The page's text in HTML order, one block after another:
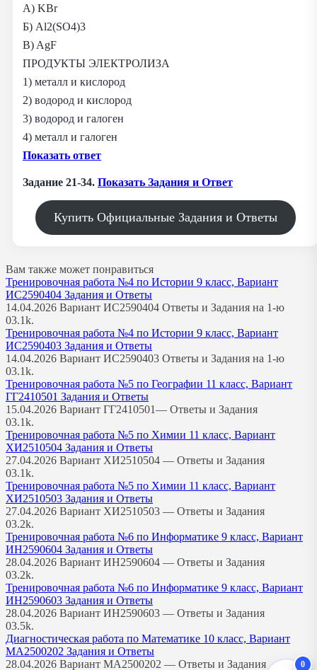
А) KBr
Б) Al2(SO4)3
В) AgF
ПРОДУКТЫ ЭЛЕКТРОЛИЗА
1) металл и кислород
2) водород и кислород
3) водород и галоген
4) металл и галоген
Показать ответ
Задание 21-34. Показать Задания и Ответ
Купить Официальные Задания и Ответы
Вам также может понравиться
Тренировочная работа №4 по Истории 9 класс, Вариант
ИС2590404 Задания и Ответы
14.04.2026 Вариант ИС2590404 Ответы и Задания на 1-ю
03.1k.
Тренировочная работа №4 по Истории 9 класс, Вариант
ИС2590403 Задания и Ответы
14.04.2026 Вариант ИС2590403 Ответы и Задания на 1-ю
03.1k.
Тренировочная работа №5 по Географии 11 класс, Вариант
ГГ2410501 Задания и Ответы
15.04.2026 Вариант ГГ2410501— Ответы и Задания
03.1k.
Тренировочная работа №5 по Химии 11 класс, Вариант
ХИ2510504 Задания и Ответы
27.04.2026 Вариант ХИ2510504 — Ответы и Задания
03.1k.
Тренировочная работа №5 по Химии 11 класс, Вариант
ХИ2510503 Задания и Ответы
27.04.2026 Вариант ХИ2510503 — Ответы и Задания
03.2k.
Тренировочная работа №6 по Информатике 9 класс, Вариант
ИН2590604 Задания и Ответы
28.04.2026 Вариант ИН2590604 — Ответы и Задания
03.2k.
Тренировочная работа №6 по Информатике 9 класс, Вариант
ИН2590603 Задания и Ответы
28.04.2026 Вариант ИН2590603 — Ответы и Задания
03.5k.
Диагностическая работа по Математике 10 класс, Вариант
МА2500202 Задания и Ответы
28.04.2026 Вариант МА2500202 — Ответы и Задания
0